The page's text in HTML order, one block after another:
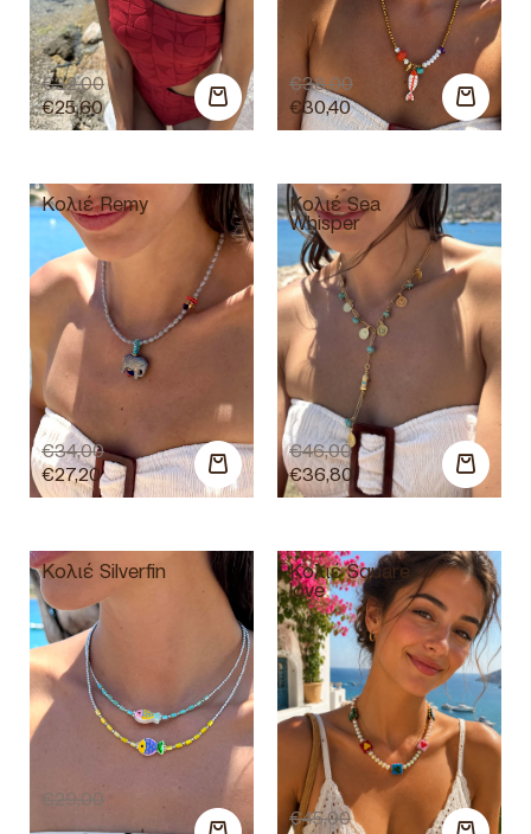
€32,00
€25,60
€38,00
€30,40
Κολιέ Remy
€34,00
€27,20
Κολιέ Sea
Whisper
€46,00
€36,80
Κολιέ Silverfin
€29,00
Κολιέ Square
love
€45,00